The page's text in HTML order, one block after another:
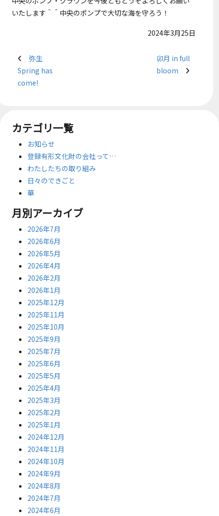
いたします＾＾中央のポンプで大切な海を守ろう！
2024年3月25日
弥生
Spring has
come!
卯月 in full
bloom
カテゴリ一覧
お知らせ
登録有形文化財の会社って…
わたしたちの取り組み
日々のできごと
華
月別アーカイブ
2026年7月
2026年6月
2026年5月
2026年4月
2026年2月
2026年1月
2025年12月
2025年11月
2025年10月
2025年9月
2025年7月
2025年6月
2025年5月
2025年4月
2025年3月
2025年2月
2025年1月
2024年12月
2024年11月
2024年10月
2024年9月
2024年8月
2024年7月
2024年6月